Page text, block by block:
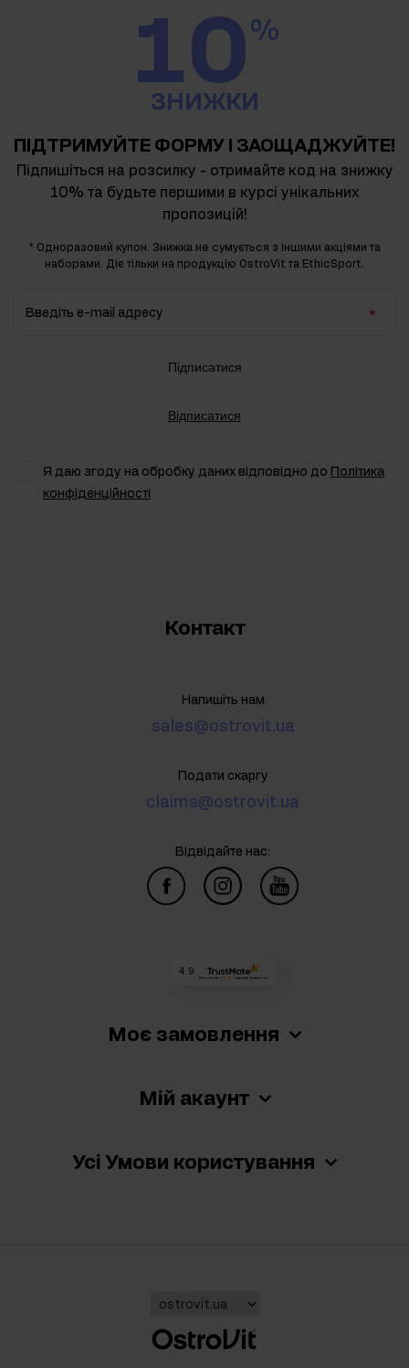
10%
ЗНИЖКИ
ПІДТРИМУЙТЕ ФОРМУ І ЗАОЩАДЖУЙТЕ!
Підпишіться на розсилку - отримайте код на знижку
10% та будьте першими в курсі унікальних
пропозицій!
* Одноразовий купон. Знижка не сумується з іншими акціями та
наборами. Діє тільки на продукцію OstroVit та EthicSport.
Введіть e-mail адресу
Підписатися
Відписатися
Я даю згоду на обробку даних відповідно до
Політика
конфіденційності
Моє замовлення
Мій акаунт
Усі Умови користування
Контакт
Напишіть нам
sales@ostrovit.ua
Подати скаргу
claims@ostrovit.ua
Відвідайте нас:
4.9
На основі 69 860 відгуків за весь час